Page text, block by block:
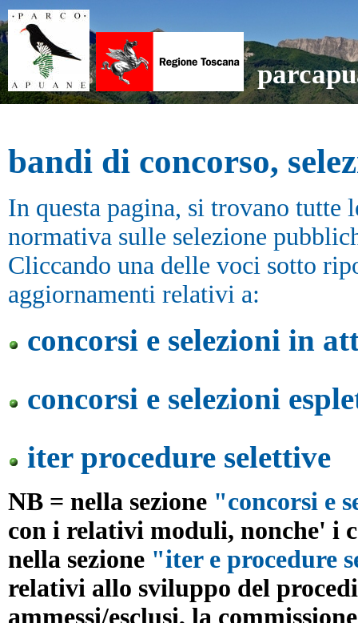
bandi di concorso,
In questa pagina, si trovano
normativa sulle selezione
Cliccando una delle voci sotto
aggiornamenti relativi a:
concorsi e selezioni in
concorsi e selezioni
iter procedure selettive
NB = nella sezione "concorsi e
con i relativi moduli, nonche' i
nella sezione "iter e procedure
relativi allo sviluppo del
ammessi/esclusi, la